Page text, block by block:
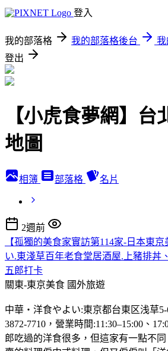
登入
我的部落格 我的部落格後台
我
登出
【小虎食夢網】台
地圖
相簿 部落格 名片
2週前
【孤獨的美食家實訪第114家-日本東
い.東淺草百年老食堂居酒屋.上豬排丼
五郎打卡
關東-東京美食 國外旅遊
中華・洋食やよい:東京都台東区浅草5-
3872-7710，營業時間:11:30–15:00、
郎吃過的洋食很多，但這家有一點不